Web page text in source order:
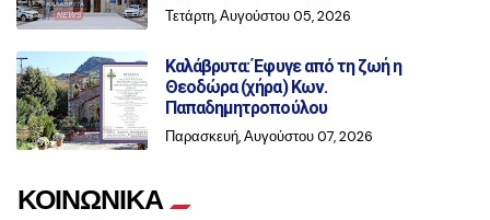
Τετάρτη, Αυγούστου 05, 2026
Καλάβρυτα: Έφυγε από τη ζωή η
Θεοδώρα (χήρα) Κων.
Παπαδημητροπούλου
Παρασκευή, Αυγούστου 07, 2026
ΚΟΙΝΩΝΙΚΑ